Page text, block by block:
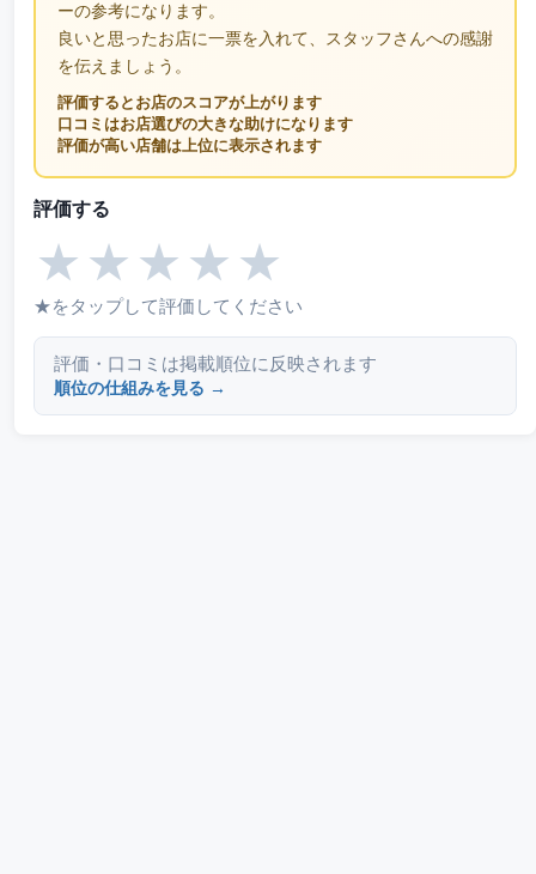
ーの参考になります。
良いと思ったお店に一票を入れて、スタッフさんへの感謝
を伝えましょう。
評価するとお店のスコアが上がります
口コミはお店選びの大きな助けになります
評価が高い店舗は上位に表示されます
評価する
★ ★ ★ ★ ★
★をタップして評価してください
評価・口コミは掲載順位に反映されます
順位の仕組みを見る →